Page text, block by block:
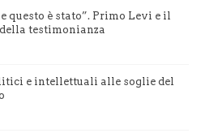
questo è stato”. Primo Levi e il
testimonianza
e intellettuali alle soglie del